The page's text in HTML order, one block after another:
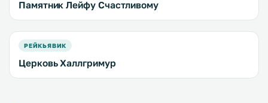
Памятник Лейфу Счастливому
РЕЙКЬЯВИК
Церковь Халлгримур